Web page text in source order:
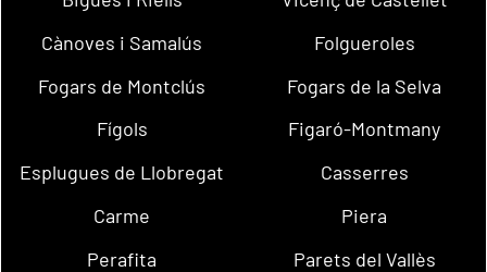
Cànoves i Samalús
Folgueroles
Fogars de Montclús
Fogars de la Selva
Fígols
Figaró-Montmany
Esplugues de Llobregat
Casserres
Carme
Piera
Perafita
Parets del Vallès